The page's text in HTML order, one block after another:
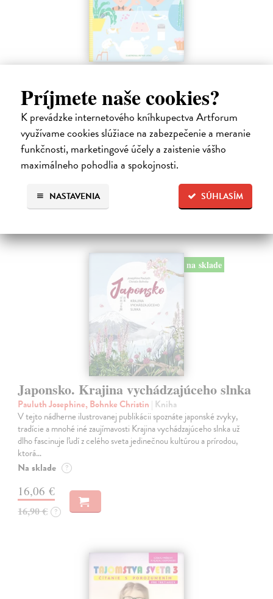
Príjmete naše cookies?
K prevádzke internetového kníhkupectva Artforum
využívame cookies slúžiace na zabezpečenie a meranie
funkčnosti, marketingové účely a zaistenie vášho
maximálneho pohodlia a spokojnosti.
SÚHLASÍM
NASTAVENIA
laboratóriu
Šušaníková Ivana| Kniha
Vedeli ste, že si doma môžete vyrobiť soľné šperky, vlastné jogurty,
recyklovaný papier aj dúhu? Vyskúšajte so svojimi deťmi tridsať
jednoduchých pokusov s bežnými predmetmi a materiálmi.
Na sklade ?
14,95 € ?
na sklade
Japonsko. Krajina vychádzajúceho slnka
Pauluth Josephine, Bohnke Christin | Kniha
V tejto nádherne ilustrovanej publikácii spoznáte japonské zvyky,
tradície a mnohé iné zaujímavosti Krajina vychádzajúceho slnka už
dlho fascinuje ľudí z celého sveta jedinečnou kultúrou a prírodou,
ktorá…
Na sklade ?
16,06 €
16,90 € ?